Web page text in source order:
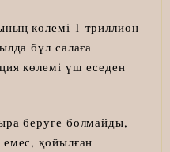
көлемі 1 триллион
бұл салаға
көлемі үш еседен
беруге болмайды,
қойылған